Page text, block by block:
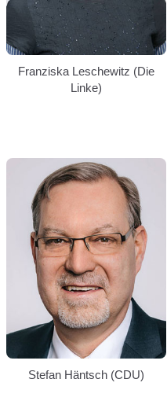
Franziska Leschewitz (Die
Linke)
Stefan Häntsch (CDU)